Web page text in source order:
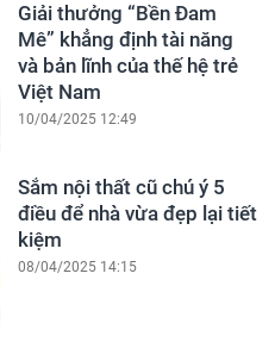
Giải thưởng “Bền Đam
Mê” khẳng định tài năng
và bản lĩnh của thế hệ trẻ
Việt Nam
10/04/2025 12:49
Sắm nội thất cũ chú ý 5
điều để nhà vừa đẹp lại tiết
kiệm
08/04/2025 14:15